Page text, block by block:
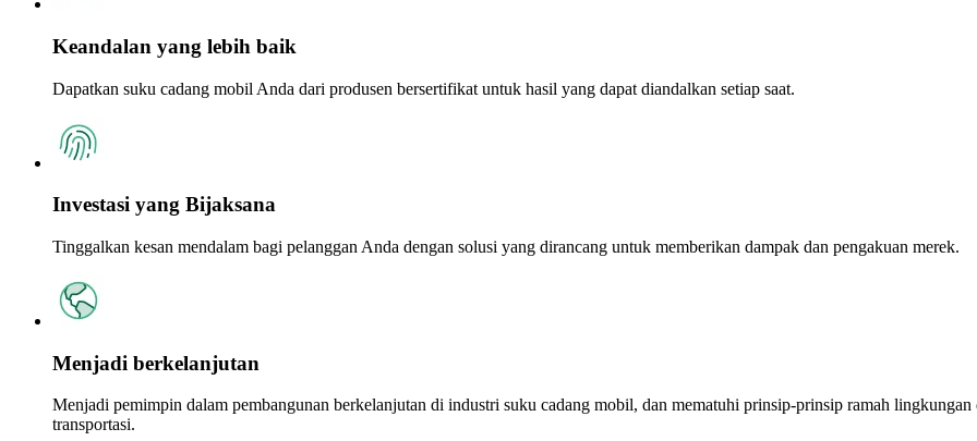
Keandalan yang lebih baik
Dapatkan suku cadang mobil Anda dari produsen bersertifikat untuk hasil yang dapat diandalkan setiap saat.
Investasi yang Bijaksana
Tinggalkan kesan mendalam bagi pelanggan Anda dengan solusi yang dirancang untuk memberikan dampak dan pengakuan merek.
Menjadi berkelanjutan
Menjadi pemimpin dalam pembangunan berkelanjutan di industri suku cadang mobil, dan mematuhi prinsip-prinsip ramah
transportasi.